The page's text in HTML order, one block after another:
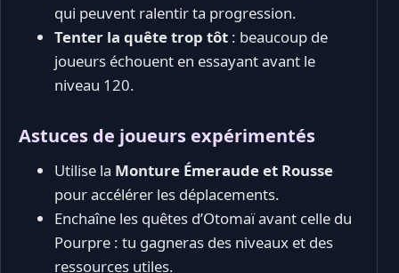
qui peuvent ralentir ta progression.
Tenter la quête trop tôt : beaucoup de
joueurs échouent en essayant avant le
niveau 120.
Astuces de joueurs expérimentés
Utilise la Monture Émeraude et Rousse
pour accélérer les déplacements.
Enchaîne les quêtes d’Otomaï avant celle du
Pourpre : tu gagneras des niveaux et des
ressources utiles.